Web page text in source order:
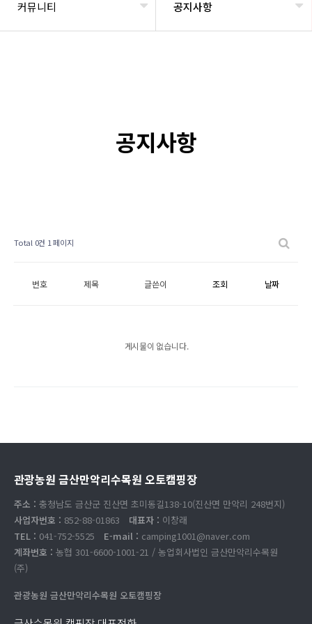
커뮤니티 공지사항
공지사항
Total 0건 1 페이지
번호 제목 글쓴이 조회 날짜
게시물이 없습니다.
관광농원 금산만악리수목원 오토캠핑장
주소 : 충청남도 금산군 진산면 초미동길138-10(진산면 만악리 248번지)
사업자번호 : 852-88-01863 대표자 : 이창래
TEL : 041-752-5525 E-mail : camping1001@naver.com
계좌번호 : 농협 301-6600-1001-21 / 농업회사법인 금산만악리수목원
(주)
관광농원 금산만악리수목원 오토캠핑장